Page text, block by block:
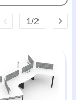
1/2